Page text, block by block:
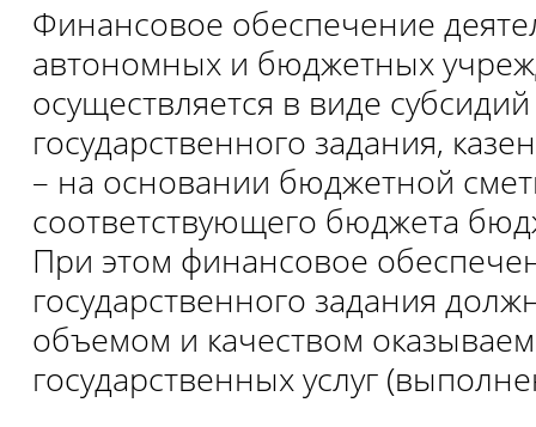
Финансовое обеспечение
автономных и бюджетных
осуществляется в виде
государственного задания,
– на основании бюджетной
соответствующего бюджета
При этом финансовое
государственного задания
объемом и качеством
государственных услуг